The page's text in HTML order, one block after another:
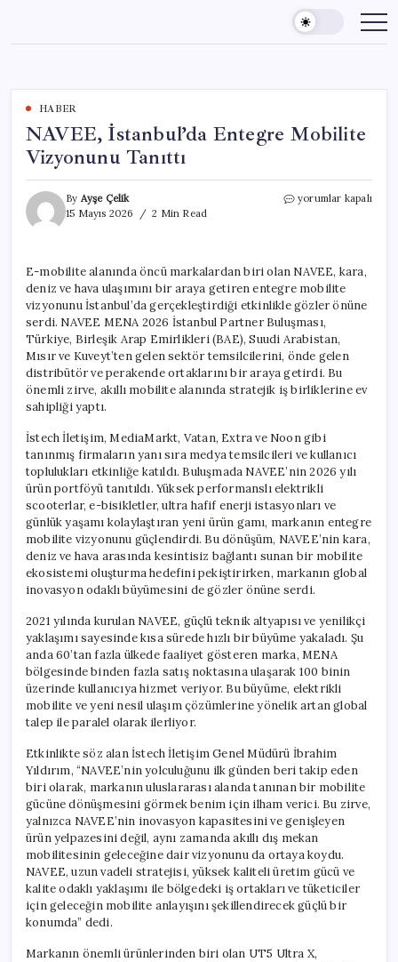
content
HABER
NAVEE, İstanbul’da Entegre Mobilite
Vizyonunu Tanıttı
By Ayşe Çelik
15 Mayıs 2026
2 Min Read
NAVEE,
Tanıttı
için
yorumlar kapalı
E-mobilite alanında öncü markalardan biri olan NAVEE, kara,
deniz ve hava ulaşımını bir araya getiren entegre mobilite
vizyonunu İstanbul’da gerçekleştirdiği etkinlikle gözler önüne
serdi. NAVEE MENA 2026 İstanbul Partner Buluşması,
Türkiye, Birleşik Arap Emirlikleri (BAE), Suudi Arabistan,
Mısır ve Kuveyt’ten gelen sektör temsilcilerini, önde gelen
distribütör ve perakende ortaklarını bir araya getirdi. Bu
önemli zirve, akıllı mobilite alanında stratejik iş birliklerine ev
sahipliği yaptı.
İstech İletişim, MediaMarkt, Vatan, Extra ve Noon gibi
tanınmış firmaların yanı sıra medya temsilcileri ve kullanıcı
toplulukları etkinliğe katıldı. Buluşmada NAVEE’nin 2026 yılı
ürün portföyü tanıtıldı. Yüksek performanslı elektrikli
scooterlar, e-bisikletler, ultra hafif enerji istasyonları ve
günlük yaşamı kolaylaştıran yeni ürün gamı, markanın entegre
mobilite vizyonunu güçlendirdi. Bu dönüşüm, NAVEE’nin kara,
deniz ve hava arasında kesintisiz bağlantı sunan bir mobilite
ekosistemi oluşturma hedefini pekiştirirken, markanın global
inovasyon odaklı büyümesini de gözler önüne serdi.
2021 yılında kurulan NAVEE, güçlü teknik altyapısı ve yenilikçi
yaklaşımı sayesinde kısa sürede hızlı bir büyüme yakaladı. Şu
anda 60’tan fazla ülkede faaliyet gösteren marka, MENA
bölgesinde binden fazla satış noktasına ulaşarak 100 binin
üzerinde kullanıcıya hizmet veriyor. Bu büyüme, elektrikli
mobilite ve yeni nesil ulaşım çözümlerine yönelik artan global
talep ile paralel olarak ilerliyor.
Etkinlikte söz alan İstech İletişim Genel Müdürü İbrahim
Yıldırım, “NAVEE’nin yolculuğunu ilk günden beri takip eden
biri olarak, markanın uluslararası alanda tanınan bir mobilite
gücüne dönüşmesini görmek benim için ilham verici. Bu zirve,
yalnızca NAVEE’nin inovasyon kapasitesini ve genişleyen
ürün yelpazesini değil, aynı zamanda akıllı dış mekan
mobilitesinin geleceğine dair vizyonunu da ortaya koydu.
NAVEE, uzun vadeli stratejisi, yüksek kaliteli üretim gücü ve
kalite odaklı yaklaşımı ile bölgedeki iş ortakları ve tüketiciler
için geleceğin mobilite anlayışını şekillendirecek güçlü bir
konumda” dedi.
Markanın önemli ürünlerinden biri olan UT5 Ultra X,